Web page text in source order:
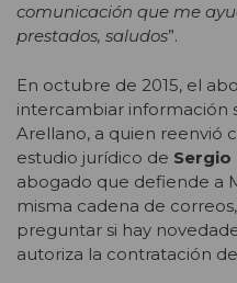
comunicación que me
prestados, saludos”.
En octubre de 2015, el
intercambiar información
Arellano, a quien reenvió
estudio jurídico de Sergio
abogado que defiende a
misma cadena de
preguntar si hay
autoriza la contratación